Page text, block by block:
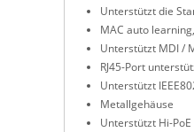
Unterstützt die
MAC auto
Unterstützt MDI /
RJ45-Port
Unterstützt
Metallgehäuse
Unterstützt Hi-